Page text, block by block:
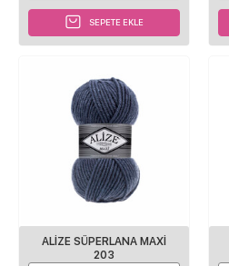
SEPETE EKLE
ALİZE SÜPERLANA MAXİ
203